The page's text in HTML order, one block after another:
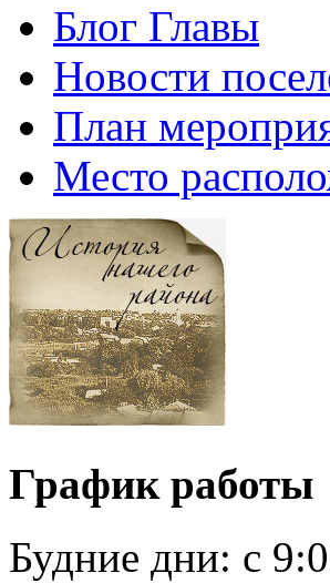
Блог Главы
Новости
План
Место
График работы
Будние дни: c